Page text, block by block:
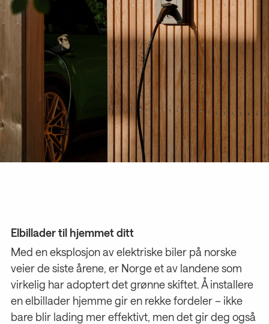
Elbillader til hjemmet ditt
Med en eksplosjon av elektriske biler på norske
veier de siste årene, er Norge et av landene som
virkelig har adoptert det grønne skiftet. Å installere
en elbillader hjemme gir en rekke fordeler – ikke
bare blir lading mer effektivt, men det gir deg også